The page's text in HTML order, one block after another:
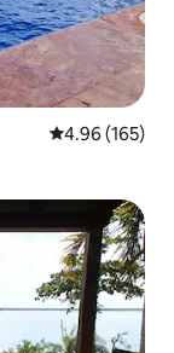
レビュー165
4.96 (165)